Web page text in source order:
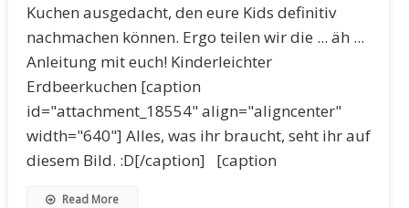
Kuchen ausgedacht, den eure Kids definitiv
nachmachen können. Ergo teilen wir die ... äh ...
Anleitung mit euch! Kinderleichter
Erdbeerkuchen [caption
id="attachment_18554" align="aligncenter"
width="640"] Alles, was ihr braucht, seht ihr auf
diesem Bild. :D[/caption] [caption
Read More